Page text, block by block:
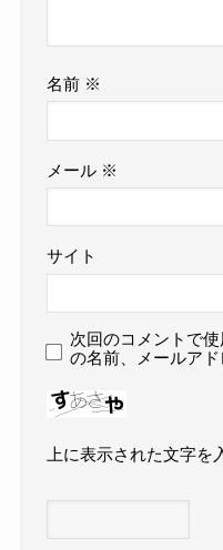
名前 ※
メール ※
サイト
次回のコメントで
の名前、メールアド
上に表示された文字を